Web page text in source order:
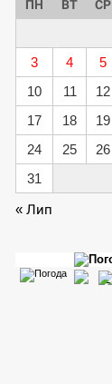
ПН ВТ СР
3
4 5
10
11 12
17
18 19
24
25 26
31
« Лип